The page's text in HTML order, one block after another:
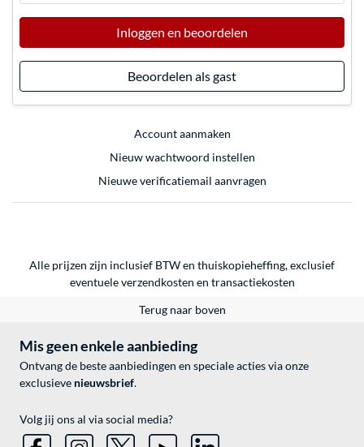
Inloggen en beoordelen
Beoordelen als gast
Account aanmaken
Nieuw wachtwoord instellen
Nieuwe verificatiemail aanvragen
Alle prijzen zijn inclusief BTW en thuiskopieheffing, exclusief
eventueleverzendkosten en transactiekosten
Terug naar boven
Mis geen enkele aanbieding
Ontvang de beste aanbiedingen en speciale acties via onze
exclusieve nieuwsbrief.
Volg jij ons al via social media?